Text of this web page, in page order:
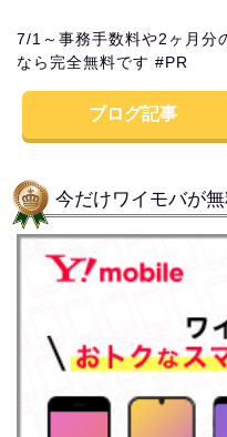
7/1～事務手数料や2ヶ月分
なら完全無料です #PR
ブログ記事
今だけワイモバが